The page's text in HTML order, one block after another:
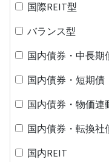
国際REIT型
バランス型
国内債券・中長期
国内債券・短期債
国内債券・物価連
国内債券・転換社
国内REIT